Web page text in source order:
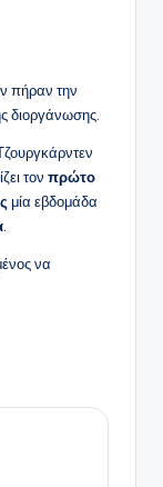
πήραν την
διοργάνωσης.
τον πρώτο
μία εβδομάδα
να